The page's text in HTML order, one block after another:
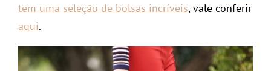
tem uma seleção de bolsas incríveis, vale conferir
aqui.